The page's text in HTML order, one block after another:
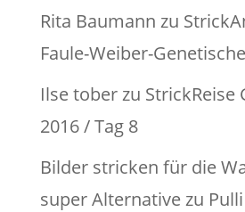
Rita Baumann zu
Faule-Weiber-
Ilse toberzu StrickReise
2016 / Tag 8
Bilder stricken für die
super Alternative zu